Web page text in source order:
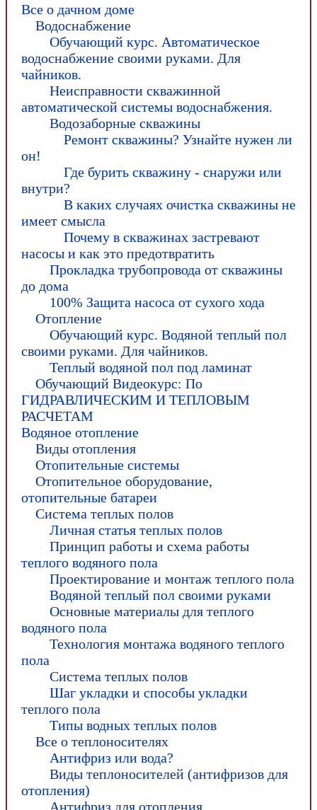
Все о дачном доме
Водоснабжение
Обучающий курс. Автоматическое
водоснабжение своими руками. Для
чайников.
Неисправности скважинной
автоматической системы водоснабжения.
Водозаборные скважины
Ремонт скважины? Узнайте нужен ли
он!
Где бурить скважину - снаружи или
внутри?
В каких случаях очистка скважины не
имеет смысла
Почему в скважинах застревают
насосы и как это предотвратить
Прокладка трубопровода от скважины
до дома
100% Защита насоса от сухого хода
Отопление
Обучающий курс. Водяной теплый пол
своими руками. Для чайников.
Теплый водяной пол под ламинат
Обучающий Видеокурс: По
ГИДРАВЛИЧЕСКИМ И ТЕПЛОВЫМ
РАСЧЕТАМ
Водяное отопление
Виды отопления
Отопительные системы
Отопительное оборудование,
отопительные батареи
Система теплых полов
Личная статья теплых полов
Принцип работы и схема работы
теплого водяного пола
Проектирование и монтаж теплого пола
Водяной теплый пол своими руками
Основные материалы для теплого
водяного пола
Технология монтажа водяного теплого
пола
Система теплых полов
Шаг укладки и способы укладки
теплого пола
Типы водных теплых полов
Все о теплоносителях
Антифриз или вода?
Виды теплоносителей (антифризов для
отопления)
Антифриз для отопления